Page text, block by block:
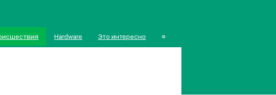
Hardware Это интересно ≡